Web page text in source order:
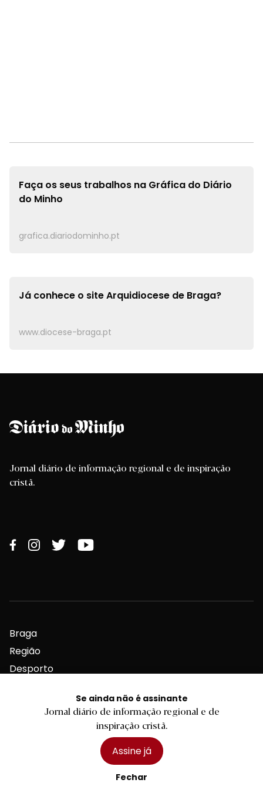
Faça os seus trabalhos na Gráfica do Diário
do Minho
grafica.diariodominho.pt
Já conhece o siteArquidiocese de Braga?
www.diocese-braga.pt
Se ainda não é assinante
Jornal diário de informação regional e de
inspiração cristã.
Assine já
Fechar
Jornal diário de informação regional e de inspiração
cristã.
Braga
Região
Desporto